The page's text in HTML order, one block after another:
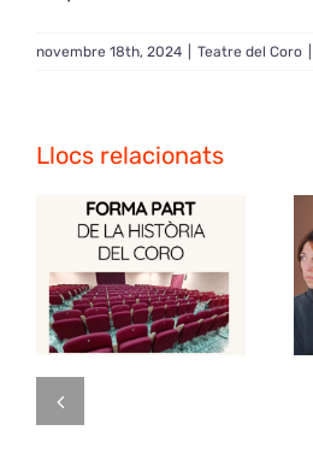
novembre 18th, 2024 Teatre del Coro
Llocs relacionats